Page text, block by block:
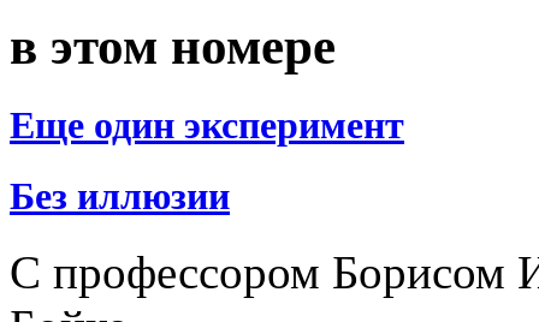
в этом номере
Еще один эксперимент
Без иллюзии
С профессором Борисом